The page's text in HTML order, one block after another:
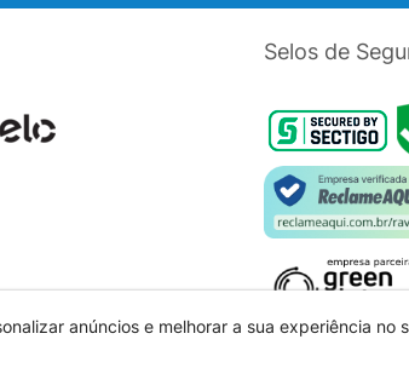
Selos de
anúncios e melhorar a sua experiência